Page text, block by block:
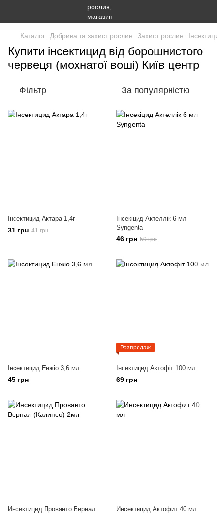
Каталог Добрива та захист рослин Захист рослин
Купити інсектицид від борошнистого
червеця (мохнатої воші) Київ центр
Фільтр За популярністю
Інсектицид Актара 1,4г
31 грн 41 грн
Інсекіцид Актеллік 6 мл
Syngenta
46 грн 59 грн
Інсектицид Енжіо 3,6 мл
45 грн
Розпродаж
Інсектицид Актофіт 100 мл
69 грн
Инсектицид Прованто Вернал
Инсектицид Актофит 40 мл